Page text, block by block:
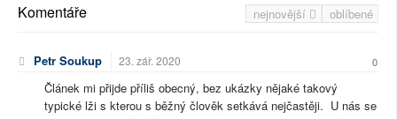
nejnovější oblíbené
Komentáře
Petr Soukup 23. zář. 2020 0
Článek mi přijde příliš obecný, bez ukázky nějaké takový
typické lži s kterou s běžný člověk setkává nejčastěji. U nás se